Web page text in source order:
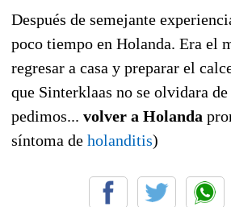
Después de semejante
poco tiempo en Holanda. Era el
regresar a casa y preparar el
que Sinterklaas no se olvidara
pedimos... volver a Holanda
síntoma de holanditis)